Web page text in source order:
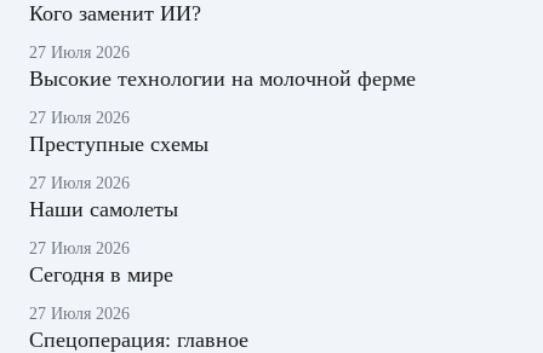
Кого заменит ИИ?
27 Июля 2026
Высокие технологии на молочной ферме
27 Июля 2026
Преступные схемы
27 Июля 2026
Наши самолеты
27 Июля 2026
Сегодня в мире
27 Июля 2026
Спецоперация: главное